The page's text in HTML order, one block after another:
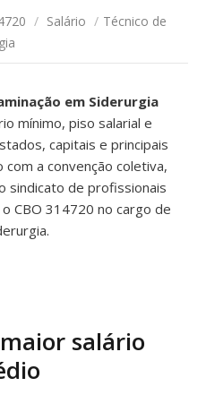
/ Salário / Técnico de
em Siderurgia
mínimo, piso salarial e
capitais e principais
a convenção coletiva,
sindicato de profissionais
CBO 314720 no cargo de
salário